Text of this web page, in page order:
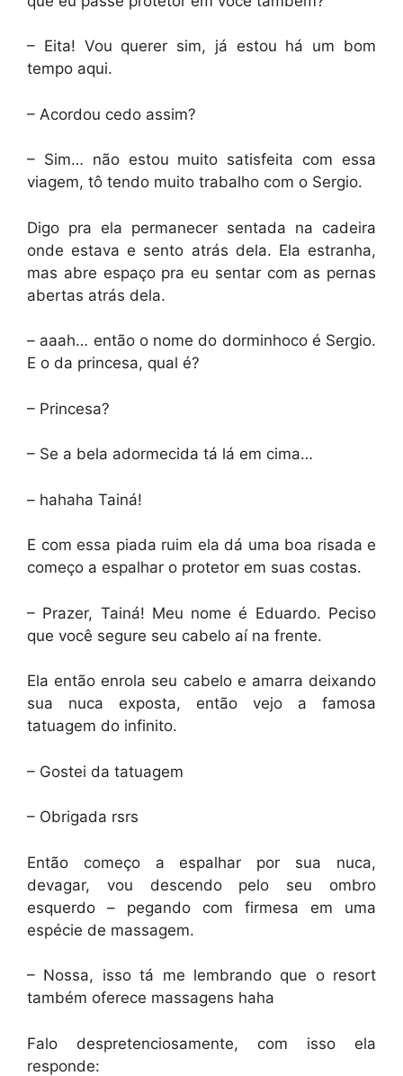
– Eita! Vou querer sim, já estou há um bom
tempo aqui.
– Acordou cedo assim?
– Sim… não estou muito satisfeita com essa
viagem, tô tendo muito trabalho com o Sergio.
Digo pra ela permanecer sentada na cadeira
onde estava e sento atrás dela. Ela estranha,
mas abre espaço pra eu sentar com as pernas
abertas atrás dela.
– aaah… então o nome do dorminhoco é Sergio.
E o da princesa, qual é?
– Princesa?
– Se a bela adormecida tá lá em cima…
– hahaha Tainá!
E com essa piada ruim ela dá uma boa risada e
começo a espalhar o protetor em suas costas.
– Prazer, Tainá! Meu nome é Eduardo. Peciso
que você segure seu cabelo aí na frente.
Ela então enrola seu cabelo e amarra deixando
sua nuca exposta, então vejo a famosa
tatuagem do infinito.
– Gostei da tatuagem
– Obrigada rsrs
Então começo a espalhar por sua nuca,
devagar, vou descendo pelo seu ombro
esquerdo – pegando com firmesa em uma
espécie de massagem.
– Nossa, isso tá me lembrando que o resort
também oferece massagens haha
Falo despretenciosamente, com isso ela
responde: